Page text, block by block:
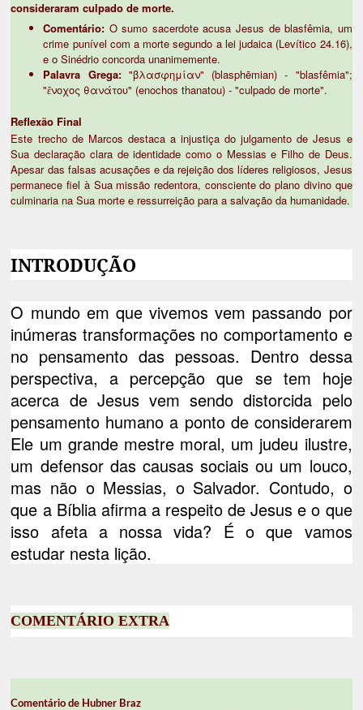
consideraram culpado de morte.
Comentário: O sumo sacerdote acusa Jesus de blasfêmia, um
crime punível com a morte segundo a lei judaica (Levítico 24.16),
e o Sinédrio concorda unanimemente.
Palavra Grega:"βλασφημίαν" (blasphēmian) - "blasfêmia";
"ἔνοχος θανάτου" (enochos thanatou) - "culpado de morte".
Reflexão Final
Este trecho de Marcos destaca a injustiça do julgamento de Jesus e
Sua declaração clara de identidade como o Messias e Filho de Deus.
Apesar das falsas acusações e da rejeição dos líderes religiosos, Jesus
permanece fiel à Sua missão redentora, consciente do plano divino que
culminaria na Sua morte e ressurreição para a salvação da humanidade.
INTRODUÇÃO
O mundo em que vivemos vem passando por
inúmeras transformações no comportamento e
no pensamento das pessoas. Dentro dessa
perspectiva, a percepção que se tem hoje
acerca de Jesus vem sendo distorcida pelo
pensamento humano a ponto de considerarem
Ele um grande mestre moral, um judeu ilustre,
um defensor das causas sociais ou um louco,
mas não o Messias, o Salvador. Contudo, o
que a Bíblia afirma a respeito de Jesus e o que
isso afeta a nossa vida? É o que vamos
estudar nesta lição.
COMENTÁRIO EXTRA
Comentário de Hubner Braz